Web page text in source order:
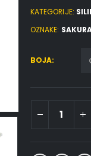
KATEGORIJE:
OZNAKE:
BOJA